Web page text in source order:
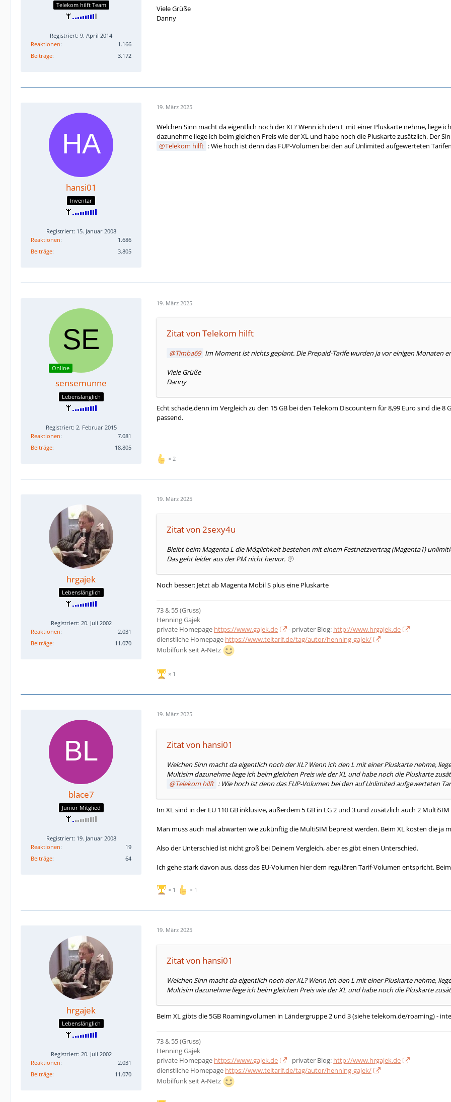
Telekom hilft Team
Registriert: 9. April 2014
Reaktionen
1.166
Beiträge
3.172
Viele Grüße
Danny
hansi01
Inventar
Registriert: 15. Januar 2008
Reaktionen
1.686
Beiträge
3.805
19. März 2025
Welchen Sinn macht da eigentlich noch der XL? Wenn ich den L mit einer Pluskarte nehme, liege
dazunehme liege ich beim gleichen Preis wie der XL und habe noch die Pluskarte zusätzlich. Der
Telekom hilft : Wie hoch ist denn das FUP-Volumen bei den auf Unlimited aufgewerteten
Online
sensemunne
Lebenslänglich
Registriert: 2. Februar 2015
Reaktionen
7.081
Beiträge
18.805
19. März 2025
Zitat von Telekom hilft
Timba69 Im Moment ist nichts geplant. Die Prepaid-Tarife wurden ja vor einigen Monaten
Viele Grüße
Danny
Echt schade,denn im Vergleich zu den 15 GB bei den Telekom Discountern für 8,99 Euro sind die
passend.
2
hrgajek
Lebenslänglich
Registriert: 20. Juli 2002
Reaktionen
2.031
Beiträge
11.070
19. März 2025
Zitat von 2sexy4u
Bleibt beim Magenta L die Möglichkeit bestehen mit einem Festnetzvertrag (Magenta1)
Das geht leider aus der PM nicht hervor. 🫥
Noch besser: Jetzt ab Magenta Mobil S plus eine Pluskarte
73 & 55 (Gruss)
Henning Gajek
private Homepage https://www.gajek.de - privater Blog: http://www.hrgajek.de
dienstliche Homepage https://www.teltarif.de/tag/autor/henning-gajek/
Mobilfunk seit A-Netz
1
blace7
Junior Mitglied
Registriert: 19. Januar 2008
Reaktionen
19
Beiträge
64
19. März 2025
Zitat von hansi01
Welchen Sinn macht da eigentlich noch der XL? Wenn ich den L mit einer Pluskarte nehme,
Multisim dazunehme liege ich beim gleichen Preis wie der XL und habe noch die Pluskarte
Telekom hilft : Wie hoch ist denn das FUP-Volumen bei den auf Unlimited aufgewerteten
Im XL sind in der EU 110 GB inklusive, außerdem 5 GB in LG 2 und 3 und zusätzlich auch 2
Man muss auch mal abwarten wie zukünftig die MultiSIM bepreist werden. Beim XL kosten die ja
Also der Unterschied ist nicht groß bei Deinem Vergleich, aber es gibt einen Unterschied.
Ich gehe stark davon aus, dass das EU-Volumen hier dem regulären Tarif-Volumen entspricht.
1 1
hrgajek
Lebenslänglich
Registriert: 20. Juli 2002
Reaktionen
2.031
Beiträge
11.070
19. März 2025
Zitat von hansi01
Welchen Sinn macht da eigentlich noch der XL? Wenn ich den L mit einer Pluskarte nehme,
Multisim dazunehme liege ich beim gleichen Preis wie der XL und habe noch die Pluskarte
Beim XL gibts die 5GB Roamingvolumen in Ländergruppe 2 und 3 (siehe telekom.de/roaming) -
73 & 55 (Gruss)
Henning Gajek
private Homepage https://www.gajek.de - privater Blog: http://www.hrgajek.de
dienstliche Homepage https://www.teltarif.de/tag/autor/henning-gajek/
Mobilfunk seit A-Netz